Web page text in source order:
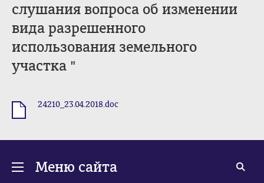
слушания вопроса об изменении
вида разрешенного
использования земельного
участка "
24210_23.04.2018.doc
Меню сайта